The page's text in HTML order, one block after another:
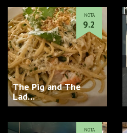
The Pig and The
Lad…
NOTA
9.2
NOTA